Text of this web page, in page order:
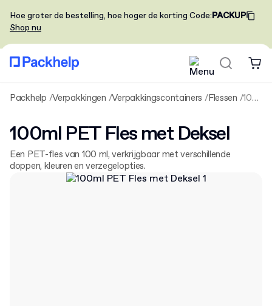
Hoe groter de bestelling, hoe hoger de korting Code:PACKUP
Shop nu
Packhelp Verpakkingen Verpakkingscontainers Flessen 100ml PET Fles met Deksel
100ml PET Fles met Deksel
Een PET-fles van 100 ml, verkrijgbaar met verschillende
doppen, kleuren en verzegelopties.